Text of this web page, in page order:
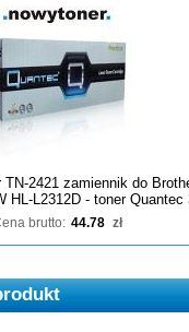
TN-2421 zamiennik do
HL-L2312D - toner Quantec
brutto: 44.78 zł